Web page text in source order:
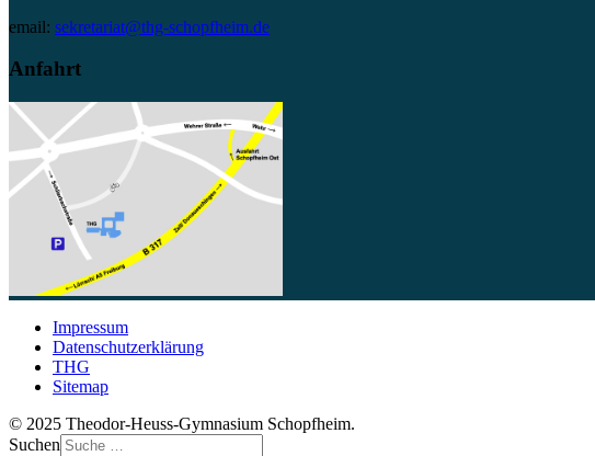
email: sekretariat@thg-schopfheim.de
Anfahrt
Impressum
Datenschutzerklärung
THG
Sitemap
© 2025 Theodor-Heuss-Gymnasium Schopfheim.
Suchen